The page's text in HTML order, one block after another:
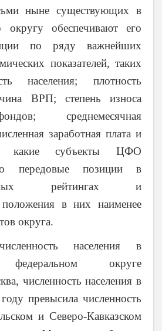
ныне существующих в
обеспечивают его
по ряду важнейших
показателей, таких
населения; плотность
ВРП; степень износа
среднемесячная
заработная плата и
какие субъекты ЦФО
передовые позиции в
рейтингах и
положения в них наименее
округа.
населения в
федеральном округе
численность населения в
превысила численность
и Северо-Кавказском